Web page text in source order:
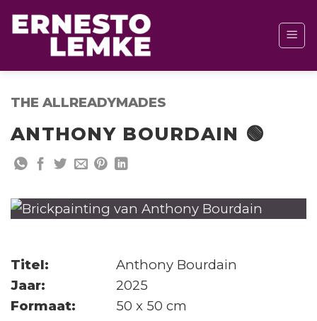
Ga
naar
THE ALLREADYMADES
ANTHONY BOURDAIN 🟢
Titel:
Jaar:
Formaat:
Anthony Bourdain
2025
50 x 50 cm